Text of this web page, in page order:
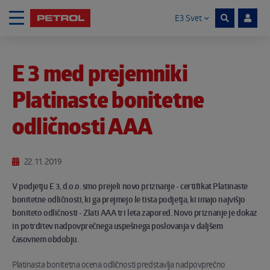
Skoči na vsebino E3 Svet
E 3 med prejemniki
Platinaste bonitetne
odličnosti AAA
22. 11. 2019
V podjetju E 3, d.o.o. smo prejeli novo priznanje - certifikat Platinaste
bonitetne odličnosti, ki ga prejmejo le tista podjetja, ki imajo najvišjo
boniteto odličnosti - Zlati AAA tri leta zapored. Novo priznanje je dokaz
in potrditev nadpovprečnega uspešnega poslovanja v daljšem
časovnem obdobju.
Platinasta bonitetna ocena odličnosti predstavlja nadpovprečno
Noga strani